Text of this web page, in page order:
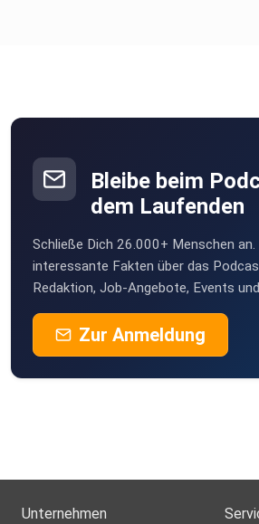
Bleibe beim
dem Laufenden
Schließe Dich 26.000+ Menschen an.
interessante Fakten über das
Redaktion, Job-Angebote, Events
Zur Anmeldung
Unternehmen